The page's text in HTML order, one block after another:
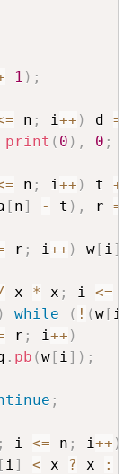
1 ) ;
n ; i++ ) d =
print ( 0 ) , 0 ;
n ; i++ ) t +=
[ n] - t ) , r =
r ; i++ ) w[ i]
x * x ; i <=
) while ( ! (w[ i
r ; i++ )
. pb (w[ i] ) ;
;
; i <= n ; i++ )
[ i] < x ? x :